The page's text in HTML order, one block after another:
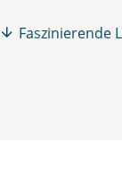
Faszinierende